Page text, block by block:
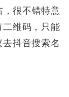
，很不错特意
维码，只能
抖音搜索名